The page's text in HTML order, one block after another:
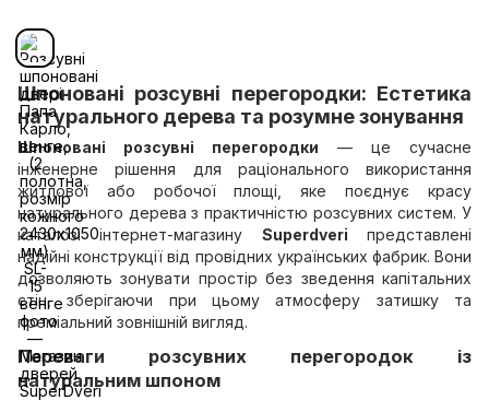
Шпоновані розсувні перегородки: Естетика
натурального дерева та розумне зонування
Шпоновані розсувні перегородки — це сучасне
інженерне рішення для раціонального використання
житлової або робочої площі, яке поєднує красу
натурального дерева з практичністю розсувних систем. У
каталозі інтернет-магазину Superdveri представлені
надійні конструкції від провідних українських фабрик. Вони
дозволяють зонувати простір без зведення капітальних
стін, зберігаючи при цьому атмосферу затишку та
преміальний зовнішній вигляд.
Переваги розсувних перегородок із
натуральним шпоном